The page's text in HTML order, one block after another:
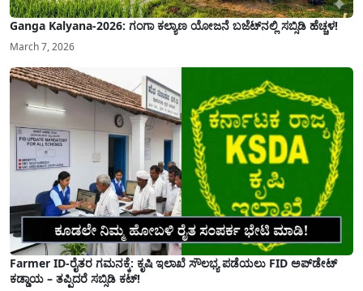
Ganga Kalyana-2026: ಗಂಗಾ ಕಲ್ಯಾಣ ಯೋಜನೆ ಬಜೆಟ್‌ನಲ್ಲಿ ಸಬ್ಸಿಡಿ ಹೆಚ್ಚಳ!
March 7, 2026
Farmer ID-ರೈತರ ಗಮನಕ್ಕೆ: ಕೃಷಿ ಇಲಾಖೆ ಸೌಲಭ್ಯ ಪಡೆಯಲು FID ಅಪ್‌ಡೇಟ್
ಕಡ್ಡಾಯ – ತಪ್ಪಿದರೆ ಸಬ್ಸಿಡಿ ಕಟ್!